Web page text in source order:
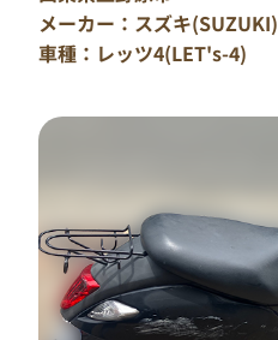
メーカー：スズキ(SUZUKI)
車種：レッツ4(LET's-4)